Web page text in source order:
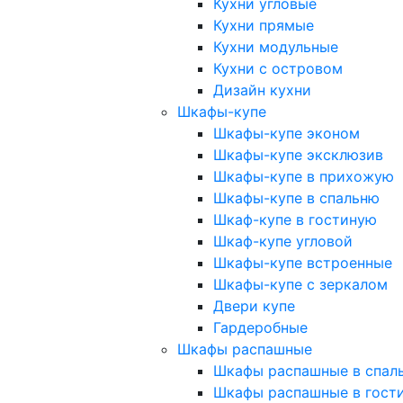
Кухни угловые
Кухни прямые
Кухни модульные
Кухни с островом
Дизайн кухни
Шкафы-купе
Шкафы-купе эконом
Шкафы-купе эксклюзив
Шкафы-купе в прихожую
Шкафы-купе в спальню
Шкаф-купе в гостиную
Шкаф-купе угловой
Шкафы-купе встроенные
Шкафы-купе с зеркалом
Двери купе
Гардеробные
Шкафы распашные
Шкафы распашные в
Шкафы распашные в